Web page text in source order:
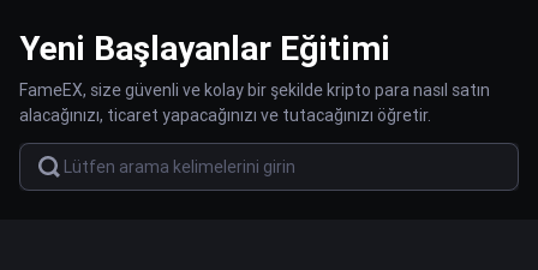
Yeni Başlayanlar Eğitimi
FameEX, size güvenli ve kolay bir şekilde kripto para nasıl satın
alacağınızı, ticaret yapacağınızı ve tutacağınızı öğretir.